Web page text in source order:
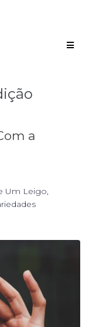
a
Um Leigo,